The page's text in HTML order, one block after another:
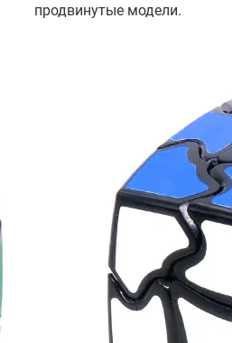
продвинутые модели.